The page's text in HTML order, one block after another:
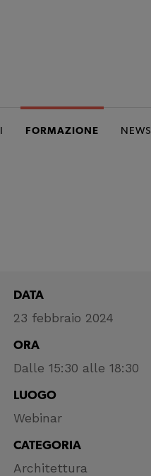
FORMAZIONE NEWS
DATA
23 febbraio 2024
ORA
Dalle 15:30 alle 18:30
LUOGO
Webinar
CATEGORIA
Architettura